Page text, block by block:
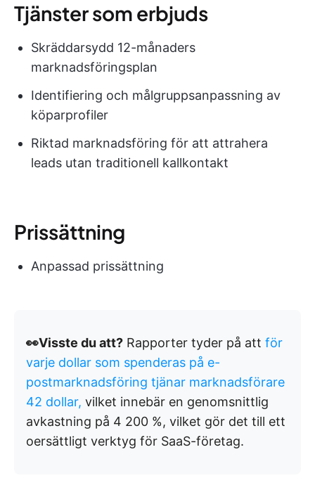
Tjänster som erbjuds
Skräddarsydd 12-månaders
marknadsföringsplan
Identifiering och målgruppsanpassning av
köparprofiler
Riktad marknadsföring för att attrahera
leads utan traditionell kallkontakt
Prissättning
Anpassad prissättning
👀Visste du att? Rapporter tyder på att för
varje dollar som spenderas på e-
postmarknadsföring tjänar marknadsförare
42 dollar, vilket innebär en genomsnittlig
avkastning på 4 200 %, vilket gör det till ett
oersättligt verktyg för SaaS-företag.